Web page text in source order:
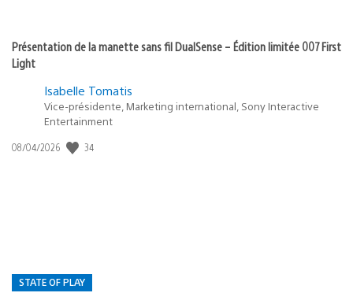
Présentation de la manette sans fil DualSense – Édition limitée 007 First
Light
Isabelle Tomatis
Vice-présidente, Marketing international, Sony Interactive
Entertainment
Date
08/04/2026 34
STATE OF PLAY